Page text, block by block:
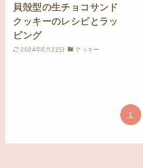
貝殻型の生チョコサンド
クッキーのレシピとラッ
ピング
2024年6月22日 クッキー
1